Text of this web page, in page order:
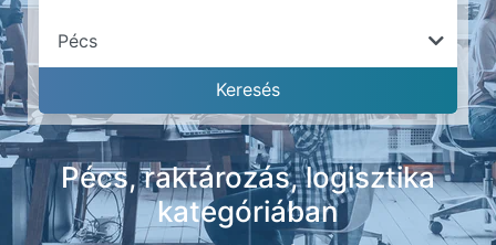
Pécs, raktározás, logisztika
kategóriában